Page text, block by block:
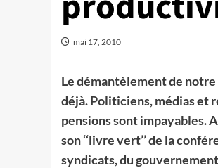
mai 17, 2010
Le démantèlement de
déjà. Politiciens, médias et
pensions sont impayables.
son ‘‘livre vert’’ de la
syndicats, du